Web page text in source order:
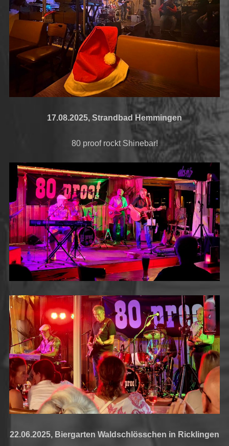
17.08.2025, Strandbad Hemmingen
80 proof rockt Shinebar!
22.06.2025, Biergarten Waldschlösschen in Ricklingen